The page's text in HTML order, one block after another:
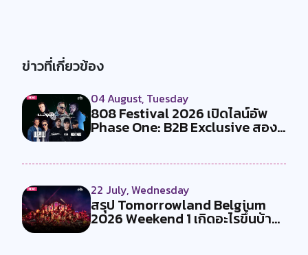
ข่าวที่เกี่ยวข้อง
04 August, Tuesday
808 Festival 2026 เปิดไลน์อัพ
Phase One: B2B Exclusive สอง
22 July, Wednesday
สรุป Tomorrowland Belgium
2026 Weekend 1 เกิดอะไรขึ้นบ้าง